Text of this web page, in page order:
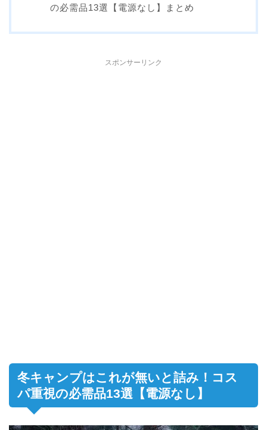
の必需品13選【電源なし】まとめ
スポンサーリンク
冬キャンプはこれが無いと詰み！コス
パ重視の必需品13選【電源なし】